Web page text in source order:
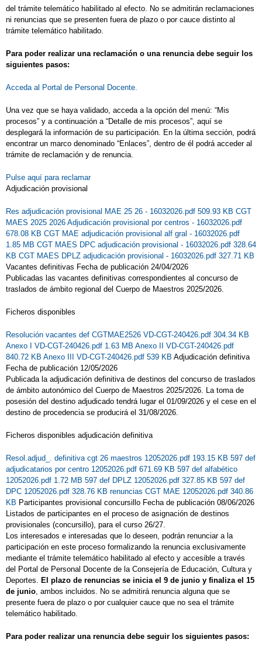
del trámite telemático habilitado al efecto. No se admitirán reclamaciones
ni renuncias que se presenten fuera de plazo o por cauce distinto al
trámite telemático habilitado.
Para poder realizar una reclamación o una renuncia debe seguir los
siguientes pasos:
Acceda al Portal de Personal Docente.
Una vez que se haya validado, acceda a la opción del menú: “Mis
procesos” y a continuación a “Detalle de mis procesos”, aquí se
desplegará la información de su participación. En la última sección, podrá
encontrar un marco denominado “Enlaces”, dentro de él podrá acceder al
trámite de reclamación y de renuncia.
Pulse aquí para reclamar
Adjudicación provisional
Res adjudicación provisional MAE 25 26 - 16032026.pdf 509.93 KB CGT
MAES 2025 2026 Adjudicación provisional por centros - 16032026.pdf
678.08 KB CGT MAE adjudicación provisional alf gral - 16032026.pdf
1.85 MB CGT MAES DPC adjudicación provisional - 16032026.pdf 328.64
KB CGT MAES DPLZ adjudicación provisional - 16032026.pdf 327.71 KB
Vacantes definitivas Fecha de publicación 24/04/2026
Publicadas las vacantes definitivas correspondientes al concurso de
traslados de ámbito regional del Cuerpo de Maestros 2025/2026.
Ficheros disponibles
Resolución vacantes def CGTMAE2526 VD-CGT-240426.pdf 304.34 KB
Anexo I VD-CGT-240426.pdf 1.63 MB Anexo II VD-CGT-240426.pdf
840.72 KB Anexo III VD-CGT-240426.pdf 539 KB Adjudicación definitiva
Fecha de publicación 12/05/2026
Publicada la adjudicación definitiva de destinos del concurso de traslados
de ámbito autonómico del Cuerpo de Maestros 2025/2026. La toma de
posesión del destino adjudicado tendrá lugar el 01/09/2026 y el cese en el
destino de procedencia se producirá el 31/08/2026.
Ficheros disponibles adjudicación definitiva
Resol.adjud_. definitiva cgt 26 maestros 12052026.pdf 193.15 KB 597 def
adjudicatarios por centro 12052026.pdf 671.69 KB 597 def alfabético
12052026.pdf 1.72 MB 597 def DPLZ 12052026.pdf 327.85 KB 597 def
DPC 12052026.pdf 328.76 KB renuncias CGT MAE 12052026.pdf 340.86
KB Participantes provisional concursillo Fecha de publicación 08/06/2026
Listados de participantes en el proceso de asignación de destinos
provisionales (concursillo), para el curso 26/27.
Los interesados e interesadas que lo deseen, podrán renunciar a la
participación en este proceso formalizando la renuncia exclusivamente
mediante el trámite telemático habilitado al efecto y accesible a través
del Portal de Personal Docente de la Consejería de Educación, Cultura y
Deportes. El plazo de renuncias se inicia el 9 de junio y finaliza el 15
de junio, ambos incluidos. No se admitirá renuncia alguna que se
presente fuera de plazo o por cualquier cauce que no sea el trámite
telemático habilitado.
Para poder realizar una renuncia debe seguir los siguientes pasos: